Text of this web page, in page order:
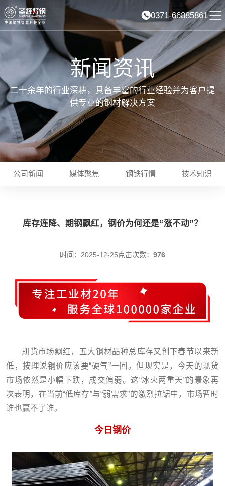
0371-66885861
新闻资讯
二十余年的行业深耕，具备丰富的行业经验并为客户提
供专业的钢材解决方案
公司新闻 媒体聚焦 钢铁行情 技术知识
库存连降、期钢飘红，钢价为何还是“涨不动”？
时间：2025-12-25点击次数： 976
期货市场飘红，五大钢材品种总库存又创下春节以来新
低，按理说钢价应该要“硬气”一回。但现实是，今天的现货
市场依然是小幅下跌，成交偏弱。这“冰火两重天”的景象再
次表明，在当前“低库存”与“弱需求”的激烈拉锯中，市场暂时
谁也赢不了谁。
今日钢价